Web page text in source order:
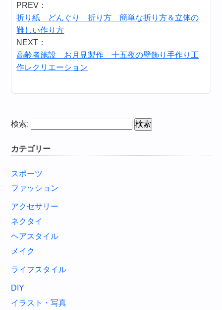
PREV：
折り紙 どんぐり 折り方 簡単な折り方＆立体の
難しい作り方
NEXT：
高齢者施設 お月見製作 十五夜の壁飾り手作り工
作レクリエーション
検索:
カテゴリー
スポーツ
ファッション
アクセサリー
ネクタイ
ヘアスタイル
メイク
ライフスタイル
DIY
イラスト・写真